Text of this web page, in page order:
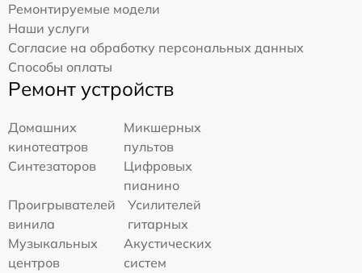
Ремонтируемые модели
Наши услуги
Согласие на обработку персональных данных
Способы оплаты
Ремонт устройств
Домашних
кинотеатров
Микшерных
пультов
Синтезаторов
Цифровых
пианино
Проигрывателей
винила
Усилителей
гитарных
Музыкальных
центров
Акустических
систем